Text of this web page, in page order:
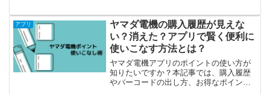
ルアドレスの変更問い合わせ先など、併
せてご覧いただけます。
アプリ
ヤマダ電機の購入履歴が見えな
い？消えた？アプリで賢く便利に
使いこなす方法とは？
ヤマダ電機アプリのポイントの使い方が
知りたいですか？本記事では、購入履歴
やバーコードの出し方、お得なポイント